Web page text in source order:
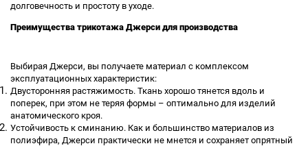
долговечность и простоту в уходе.
Преимущества трикотажа Джерси для производства
Выбирая Джерси, вы получаете материал с комплексом
эксплуатационных характеристик:
Двусторонняя растяжимость. Ткань хорошо тянется вдоль и
поперек, при этом не теряя формы – оптимально для изделий
анатомического кроя.
Устойчивость к сминанию. Как и большинство материалов из
полиэфира, Джерси практически не мнется и сохраняет опрятный